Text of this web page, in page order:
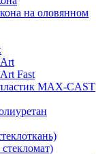
на оловянном
Fast
MAX-CAST